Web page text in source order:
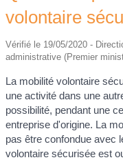
volontaire
Vérifié le 19/05/2020 -
administrative (Premier
La mobilité volontaire
une activité dans une
possibilité, pendant une
entreprise d'origine. La
pas être confondue avec
volontaire sécurisée est